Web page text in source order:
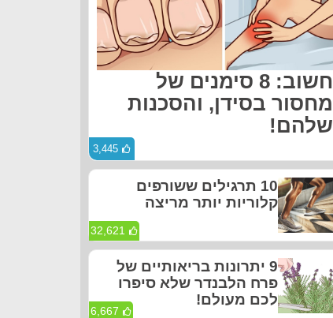
חשוב: 8 סימנים של
מחסור בסידן, והסכנות
שלהם!
3,445
10 תרגילים ששורפים
קלוריות יותר מריצה
32,621
9 יתרונות בריאותיים של
פרח הלבנדר שלא סיפרו
לכם מעולם!
6,667